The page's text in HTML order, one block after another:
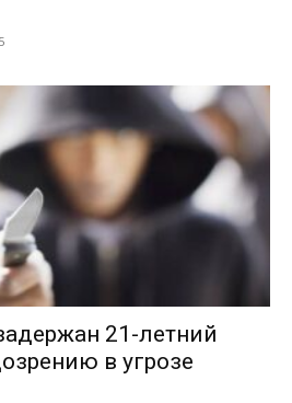
21-летний
в угрозе